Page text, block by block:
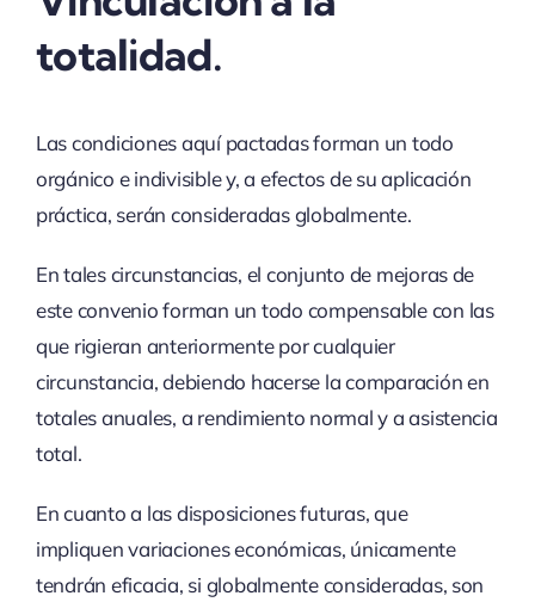
totalidad.
Las condiciones aquí pactadas forman un todo
orgánico e indivisible y, a efectos de su aplicación
práctica, serán consideradas globalmente.
En tales circunstancias, el conjunto de mejoras de
este convenio forman un todo compensable con las
que rigieran anteriormente por cualquier
circunstancia, debiendo hacerse la comparación en
totales anuales, a rendimiento normal y a asistencia
total.
En cuanto a las disposiciones futuras, que
impliquen variaciones económicas, únicamente
tendrán eficacia, si globalmente consideradas, son